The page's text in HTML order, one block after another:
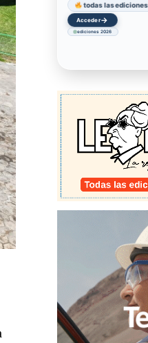
todas las ediciones
Acceder→
ediciones 2026